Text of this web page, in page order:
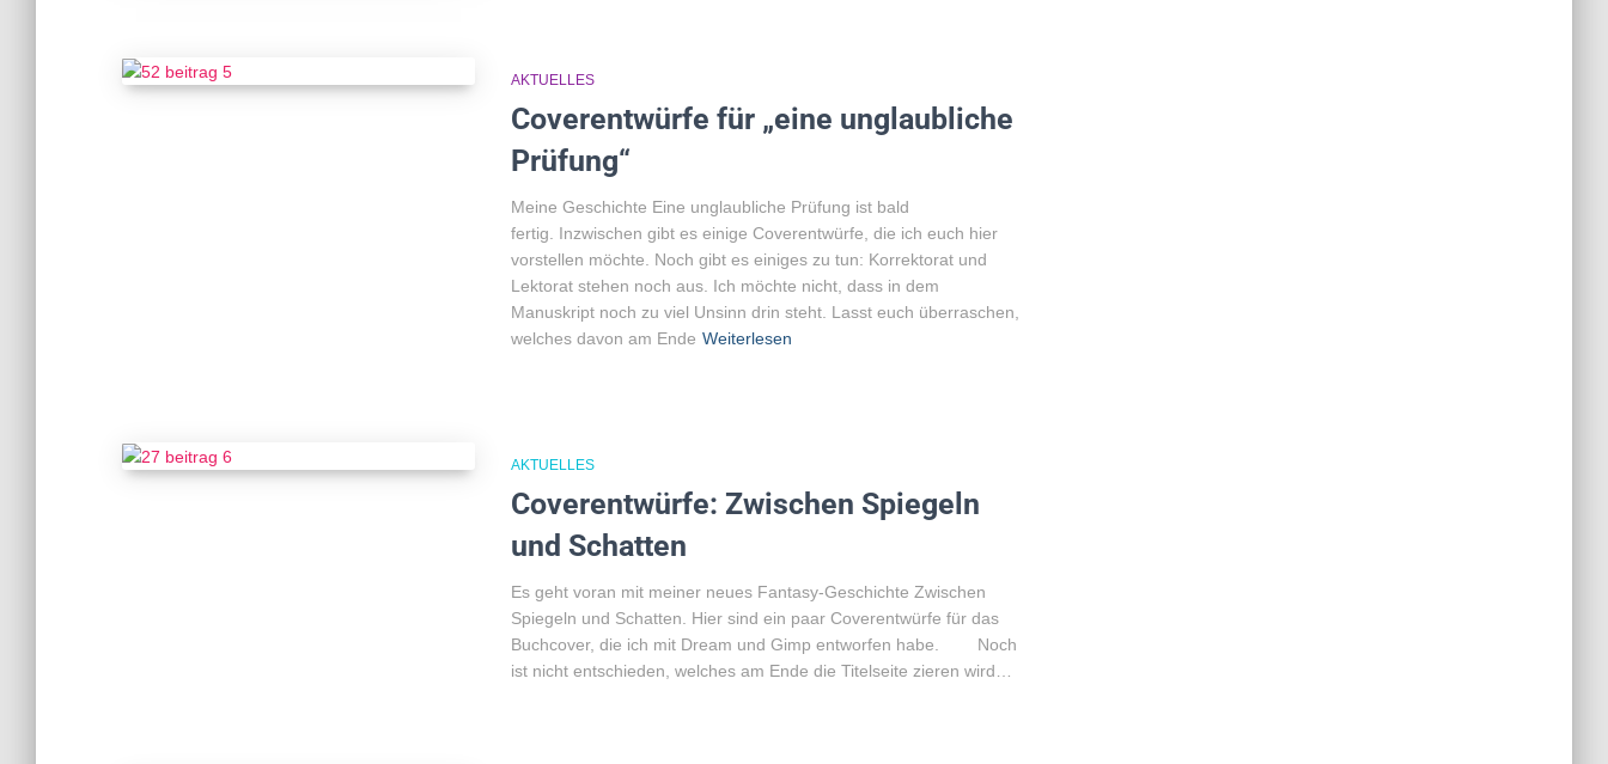
AKTUELLES
Coverentwürfe für „eine unglaubliche
Prüfung“
Meine Geschichte Eine unglaubliche Prüfung ist bald
fertig. Inzwischen gibt es einige Coverentwürfe, die ich euch hier
vorstellen möchte. Noch gibt es einiges zu tun: Korrektorat und
Lektorat stehen noch aus. Ich möchte nicht, dass in dem
Manuskript noch zu viel Unsinn drin steht. Lasst euch überraschen,
welches davon am Ende Weiterlesen
AKTUELLES
Coverentwürfe: Zwischen Spiegeln
und Schatten
Es geht voran mit meiner neues Fantasy-Geschichte Zwischen
Spiegeln und Schatten. Hier sind ein paar Coverentwürfe für das
Buchcover, die ich mit Dream und Gimp entworfen habe. Noch
ist nicht entschieden, welches am Ende die Titelseite zieren wird…